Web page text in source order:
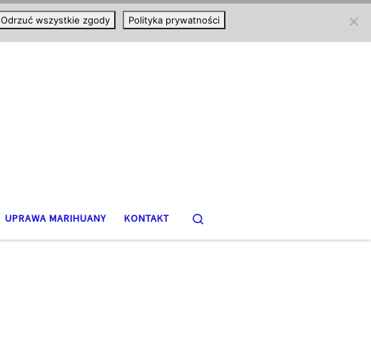
UPRAWA MARIHUANY KONTAKT
Odrzuć wszystkie zgody Polityka prywatności